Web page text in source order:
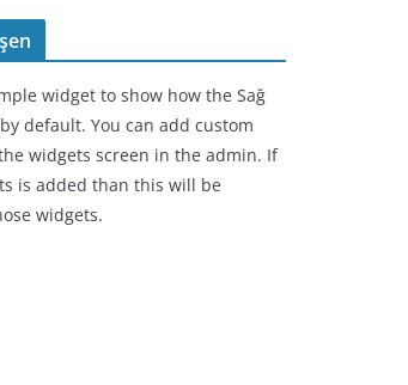
widget to show how the Sağ
default. You can add custom
widgets screen in the admin. If
is added than this will be
widgets.